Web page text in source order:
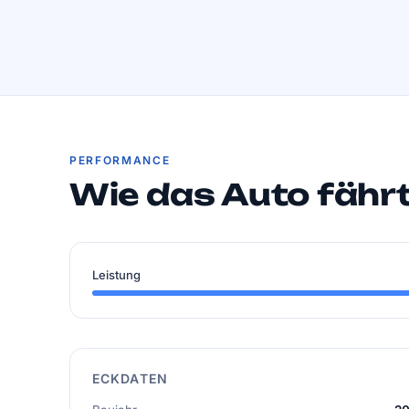
PERFORMANCE
Wie das Auto
Leistung
ECKDATEN